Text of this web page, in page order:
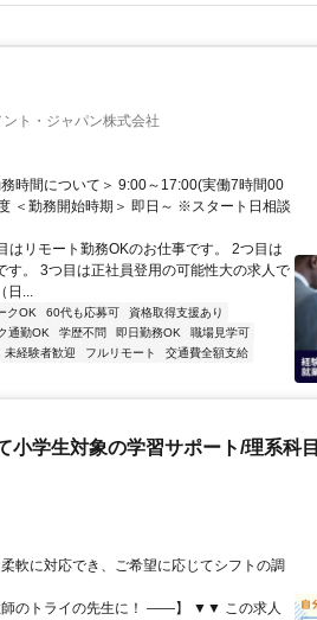
ト・ジャパン株式会社
時間について＞ 9:00～17:00(実働7時間00
＜勤務開始時期＞ 即日～ ※スタート日相談
はリモート勤務OKのお仕事です。 2つ目は
す。 3つ目は正社員登用の可能性大の求人で
日...
クOK 60代も応募可
資格取得支援あり
通勤OK 学歴不問 即日勤務OK
職場見学可
未経験者歓迎 フルリモート
交通費全額支給
小学生対象の学習サポート/理系科
軟に対応でき、ご希望に応じてシフトの調
のトライの先生に！ ――】 ▼▼ この求人